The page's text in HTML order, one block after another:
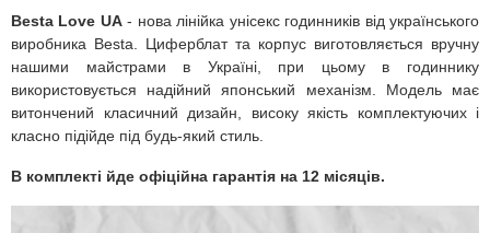
Besta Love UA- нова лінійка унісекс годинників від українського
виробника Besta. Циферблат та корпус виготовляється вручну
нашими майстрами в Україні, при цьому в годиннику
використовується надійний японський механізм. Модель має
витончений класичний дизайн, високу якість комплектуючих і
класно підійде під будь-який стиль.
В комплекті йде офіційна гарантія на 12 місяців.